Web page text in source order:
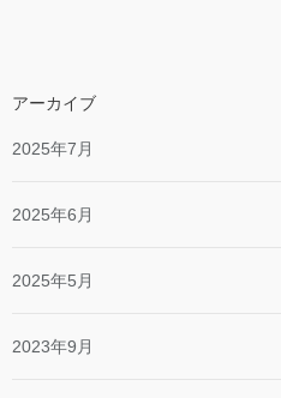
アーカイブ
2025年7月
2025年6月
2025年5月
2023年9月